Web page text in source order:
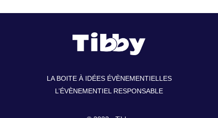
LA BOITE À IDÉES ÉVÈNEMENTIELLES
L’ÉVÈNEMENTIEL RESPONSABLE